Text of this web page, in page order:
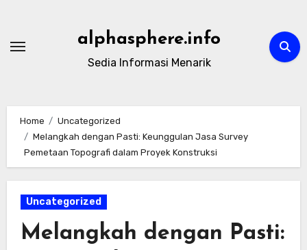
content
alphasphere.info
Sedia Informasi Menarik
Home
Uncategorized
Melangkah dengan Pasti: Keunggulan Jasa Survey
Pemetaan Topografi dalam Proyek Konstruksi
Uncategorized
Melangkah dengan Pasti: